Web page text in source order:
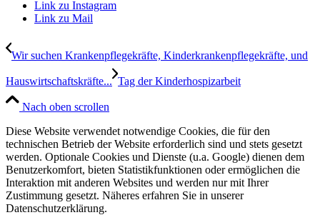
Link zu Instagram
Link zu Mail
Wir suchen Krankenpflegekräfte, Kinderkrankenpflegekräfte, und
Hauswirtschaftskräfte... Tag der Kinderhospizarbeit
Nach oben scrollen
Diese Website verwendet notwendige Cookies, die für den
technischen Betrieb der Website erforderlich sind und stets gesetzt
werden. Optionale Cookies und Dienste (u.a. Google) dienen dem
Benutzerkomfort, bieten Statistikfunktionen oder ermöglichen die
Interaktion mit anderen Websites und werden nur mit Ihrer
Zustimmung gesetzt. Näheres erfahren Sie in unserer
Datenschutzerklärung.